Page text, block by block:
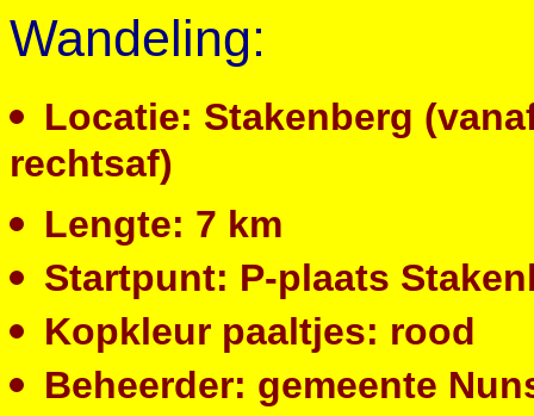
Wandeling:
Locatie: Stakenberg
rechtsaf)
Lengte: 7 km
Startpunt: P-plaats
Kopkleur paaltjes: rood
Beheerder: gemeente